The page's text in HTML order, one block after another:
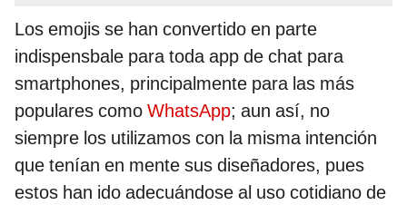
Los emojis se han convertido en parte
indispensbale para toda app de chat para
smartphones, principalmente para las más
populares como WhatsApp; aun así, no
siempre los utilizamos con la misma intención
que tenían en mente sus diseñadores, pues
estos han ido adecuándose al uso cotidiano de